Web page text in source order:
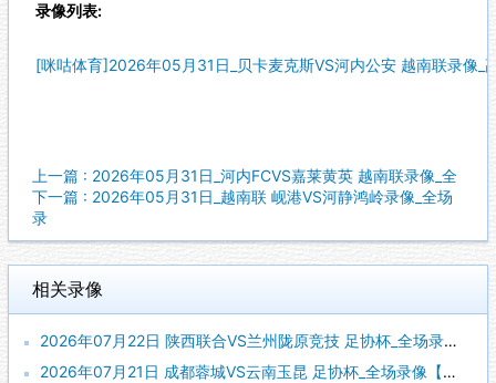
录像列表:
[咪咕体育]2026年05月31日_贝卡麦克斯VS河内公安 越南联录像_
上一篇 : 2026年05月31日_河内FCVS嘉莱黄英 越南联录像_全
下一篇 : 2026年05月31日_越南联 岘港VS河静鸿岭录像_全场
录
相关录像
2026年07月22日 陕西联合VS兰州陇原竞技 足协杯_全场录像【全场回放】
2026年07月21日 成都蓉城VS云南玉昆 足协杯_全场录像【全场回放】